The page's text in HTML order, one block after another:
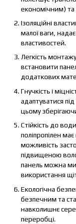
економічним) та
Ізоляційні
малої ваги,
властивостей.
Легкість
встановити
додаткових
Гнучкість і
адаптуватися під
цьому
Стійкість до
поліпропілен
можливість
підвищеною
панель можна
використання
Екологічна
безпечним та
навколишнє
переробці.